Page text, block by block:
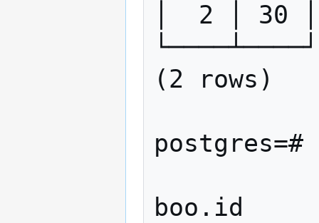
│  2 │ 30 │
└────┴────┘
(2 rows)
postgres=#
boo.id